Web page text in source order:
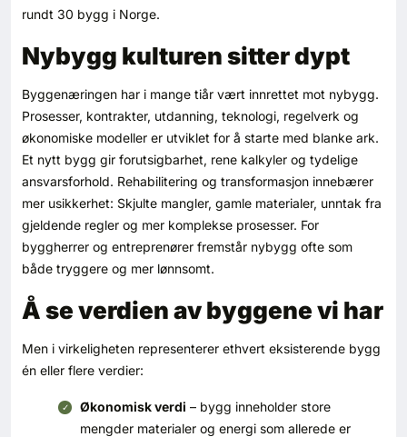
Login
SE BLADARKIV
rundt 30 bygg i Norge.
Nybygg kulturen sitter dypt
Byggenæringen har i mange tiår vært innrettet mot nybygg.
Prosesser, kontrakter, utdanning, teknologi, regelverk og
økonomiske modeller er utviklet for å starte med blanke ark.
Et nytt bygg gir forutsigbarhet, rene kalkyler og tydelige
ansvarsforhold. Rehabilitering og transformasjon innebærer
mer usikkerhet: Skjulte mangler, gamle materialer, unntak fra
gjeldende regler og mer komplekse prosesser. For
byggherrer og entreprenører fremstår nybygg ofte som
både tryggere og mer lønnsomt.
Å se verdien av byggene vi har
Men i virkeligheten representerer ethvert eksisterende bygg
én eller flere verdier:
Økonomisk verdi – bygg inneholder store
mengder materialer og energi som allerede er